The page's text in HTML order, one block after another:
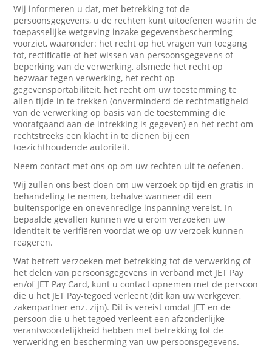
Wij informeren u dat, met betrekking tot de
persoonsgegevens, u de rechten kunt uitoefenen waarin de
toepasselijke wetgeving inzake gegevensbescherming
voorziet, waaronder: het recht op het vragen van toegang
tot, rectificatie of het wissen van persoonsgegevens of
beperking van de verwerking, alsmede het recht op
bezwaar tegen verwerking, het recht op
gegevensportabiliteit, het recht om uw toestemming te
allen tijde in te trekken (onverminderd de rechtmatigheid
van de verwerking op basis van de toestemming die
voorafgaand aan de intrekking is gegeven) en het recht om
rechtstreeks een klacht in te dienen bij een
toezichthoudende autoriteit.
Neem contact met ons op om uw rechten uit te oefenen.
Wij zullen ons best doen om uw verzoek op tijd en gratis in
behandeling te nemen, behalve wanneer dit een
buitensporige en onevenredige inspanning vereist. In
bepaalde gevallen kunnen we u erom verzoeken uw
identiteit te verifiëren voordat we op uw verzoek kunnen
reageren.
Wat betreft verzoeken met betrekking tot de verwerking of
het delen van persoonsgegevens in verband met JET Pay
en/of JET Pay Card, kunt u contact opnemen met de persoon
die u het JET Pay-tegoed verleent (dit kan uw werkgever,
zakenpartner enz. zijn). Dit is vereist omdat JET en de
persoon die u het tegoed verleent een afzonderlijke
verantwoordelijkheid hebben met betrekking tot de
verwerking en bescherming van uw persoonsgegevens.